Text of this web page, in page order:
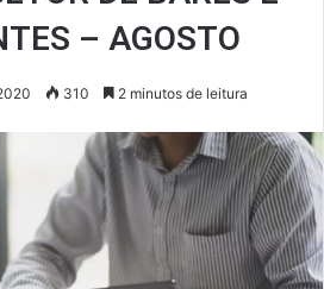
– AGOSTO
310 2 minutos de leitura